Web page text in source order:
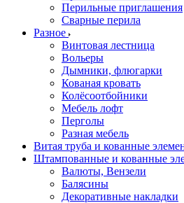
Перильные приглашения
Сварные перила
Разное
Винтовая лестница
Вольеры
Дымники, флюгарки
Кованая кровать
Колёсоотбойники
Мебель лофт
Перголы
Разная мебель
Витая труба и кованные
Штампованные и кованные
Валюты, Вензели
Балясины
Декоративные накладки